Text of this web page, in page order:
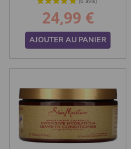
Prix
24,99 €
AJOUTER AU PANIER